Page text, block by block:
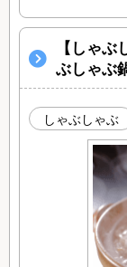
【しゃ
ぶしゃぶ
しゃぶしゃぶ